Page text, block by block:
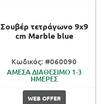
Σουβέρ τετράγωνο 9x9
cm Marble blue
Κωδικός: #060090
ΑΜΕΣΑ ΔΙΑΘΕΣΙΜΟ 1-3
ΗΜΕΡΕΣ
WEB OFFER